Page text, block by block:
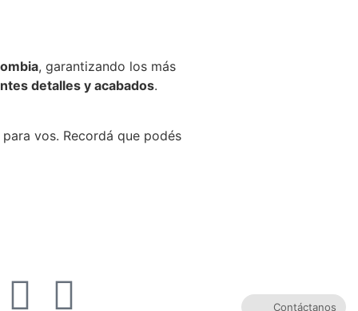
, garantizando los más
detalles y acabados.
vos. Recordá que podés
Contáctanos